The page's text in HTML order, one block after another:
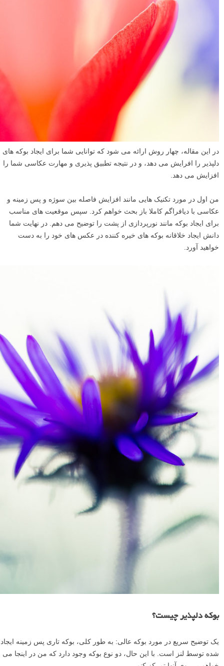
در این مقاله، چهار روش ارائه می شود که توانایی شما برای ایجاد بوکه های
دلپذیر را افرایش می دهد، و در نتیجه تطبیق پذیری و مهارت عکاسی شما را
افزایش می دهد.
من اول در مورد تکنیک هایی مانند افزایش فاصله بین سوژه و پس زمینه و
عکاسی با دیافراگم کاملا باز بحث خواهم کرد. سپس موقعیت های مناسب
برای ایجاد بوکه مانند نورپردازی از پشت را توضیح می دهم. در نهایت شما
دانش ایجاد خلاقانه بوکه های خیره کننده در عکس های خود را به دست
خواهید آورد.
بوکه دلپذیر چیست؟
یک توضیح سریع در مورد بوکه عالی: به طور کلی، بوکه تاری پس زمینه ایجاد
شده توسط لنز است. با این حال، دو نوع بوکه وجود دارد که من در اینجا می